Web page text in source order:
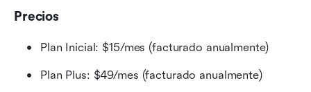
Precios
Plan Inicial: $15/mes (facturado anualmente)
Plan Plus: $49/mes (facturado anualmente)